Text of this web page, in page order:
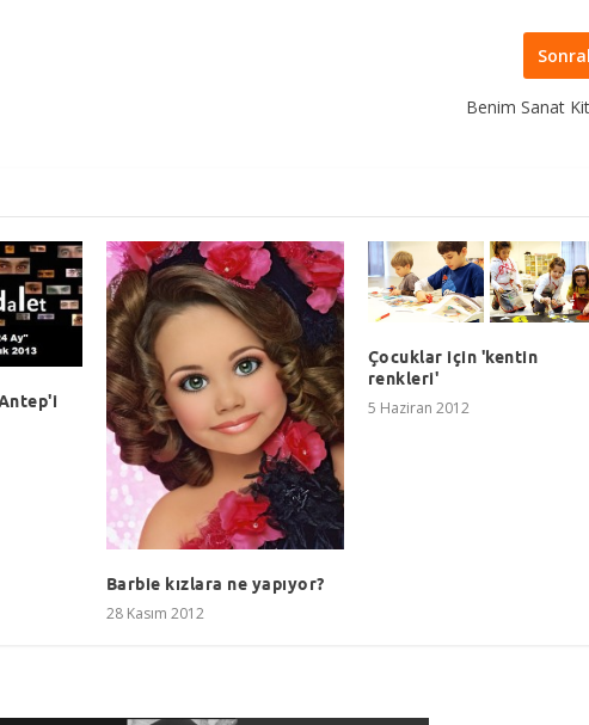
Benim Sanat
Barbie kızlara ne yapıyor?
28 Kasım 2012
Çocuklar için 'kentin
renkleri'
5 Haziran 2012